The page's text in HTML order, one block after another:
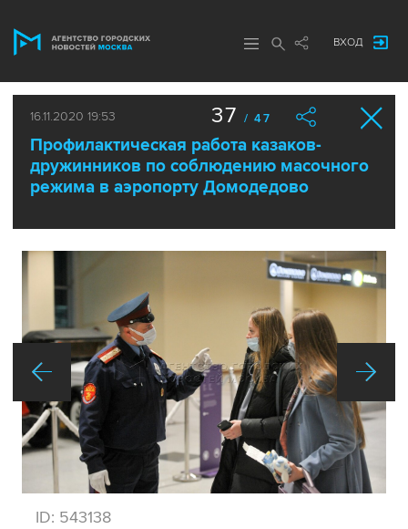
ВХОД
16.11.2020 19:53
Профилактическая работа казаков-
дружинников по соблюдению масочного
режима в аэропорту Домодедово
37 / 47
ID: 543138